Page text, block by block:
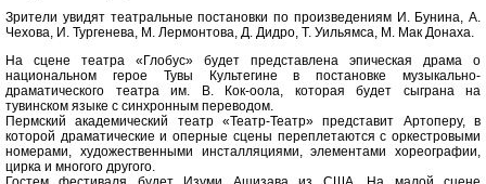
Зрители увидят театральные постановки по произведениям И. Бунина, А.
Чехова, И. Тургенева, М. Лермонтова, Д. Дидро, Т. Уильямса, М. Мак Донаха.
На сцене театра «Глобус» будет представлена эпическая драма о
национальном герое Тувы Культегине в постановке музыкально-
драматического театра им. В. Кок-оола, которая будет сыграна на
тувинском языке с синхронным переводом.
Пермский академический театр «Театр-Театр» представит Артоперу, в
которой драматические и оперные сцены переплетаются с оркестровыми
номерами, художественными инсталляциями, элементами хореографии,
цирка и многого другого.